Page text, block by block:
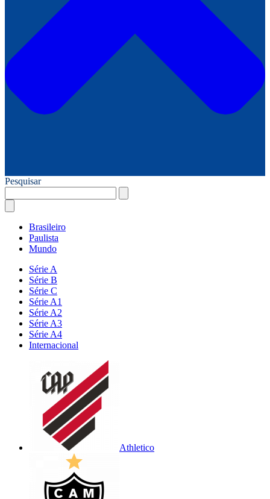
Pesquisar
Brasileiro
Paulista
Mundo
Série A
Série B
Série C
Série A1
Série A2
Série A3
Série A4
Internacional
Athletico